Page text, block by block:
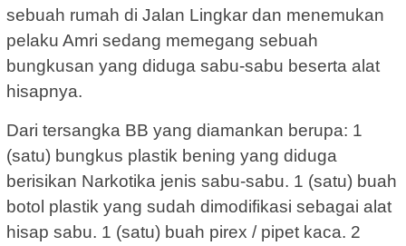
sebuah rumah di Jalan Lingkar dan menemukan
pelaku Amri sedang memegang sebuah
bungkusan yang diduga sabu-sabu beserta alat
hisapnya.
Dari tersangka BB yang diamankan berupa: 1
(satu) bungkus plastik bening yang diduga
berisikan Narkotika jenis sabu-sabu. 1 (satu) buah
botol plastik yang sudah dimodifikasi sebagai alat
hisap sabu. 1 (satu) buah pirex / pipet kaca. 2